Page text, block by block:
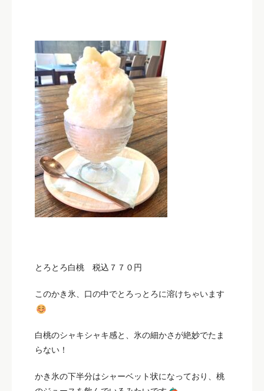
とろとろ白桃 税込７７０円
このかき氷、口の中でとろっとろに溶けちゃいます
白桃のシャキシャキ感と、氷の細かさが絶妙でたま
らない！
かき氷の下半分はシャーベット状になっており、桃